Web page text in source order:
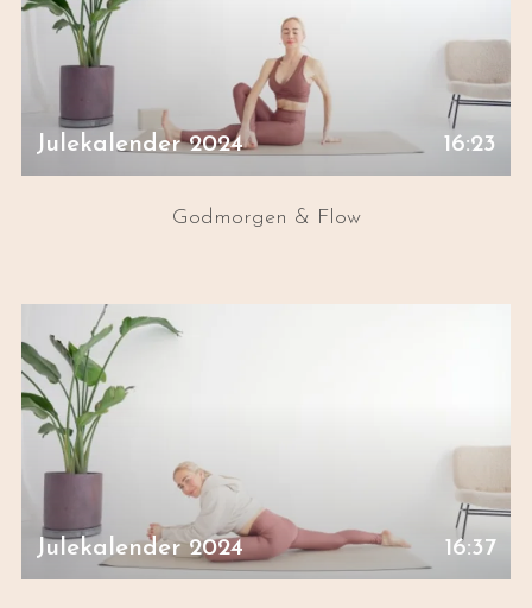
Julekalender 2024 16:23
Godmorgen & Flow
Julekalender 2024 16:37